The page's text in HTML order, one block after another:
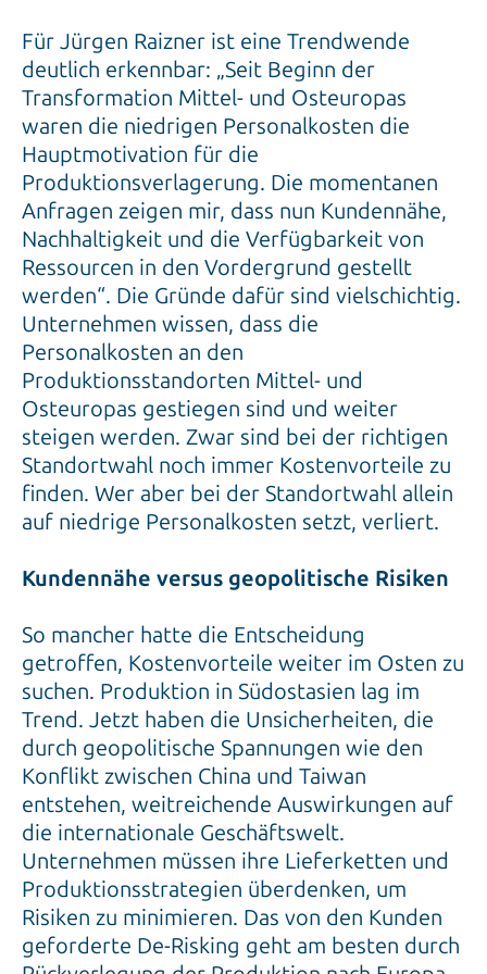
Für Jürgen Raizner ist eine Trendwende
deutlich erkennbar: „Seit Beginn der
Transformation Mittel- und Osteuropas
waren die niedrigen Personalkosten die
Hauptmotivation für die
Produktionsverlagerung. Die momentanen
Anfragen zeigen mir, dass nun Kundennähe,
Nachhaltigkeit und die Verfügbarkeit von
Ressourcen in den Vordergrund gestellt
werden“. Die Gründe dafür sind vielschichtig.
Unternehmen wissen, dass die
Personalkosten an den
Produktionsstandorten Mittel- und
Osteuropas gestiegen sind und weiter
steigen werden. Zwar sind bei der richtigen
Standortwahl noch immer Kostenvorteile zu
finden. Wer aber bei der Standortwahl allein
auf niedrige Personalkosten setzt, verliert.
Kundennähe versus geopolitische Risiken
So mancher hatte die Entscheidung
getroffen, Kostenvorteile weiter im Osten zu
suchen. Produktion in Südostasien lag im
Trend. Jetzt haben die Unsicherheiten, die
durch geopolitische Spannungen wie den
Konflikt zwischen China und Taiwan
entstehen, weitreichende Auswirkungen auf
die internationale Geschäftswelt.
Unternehmen müssen ihre Lieferketten und
Produktionsstrategien überdenken, um
Risiken zu minimieren. Das von den Kunden
geforderte De-Risking geht am besten durch